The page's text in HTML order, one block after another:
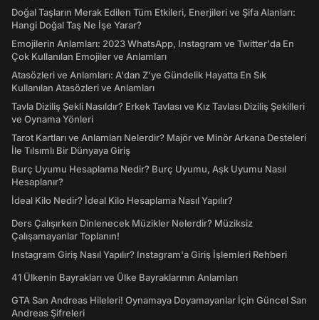
Doğal Taşların Merak Edilen Tüm Etkileri, Enerjileri ve Şifa Alanları:
Hangi Doğal Taş Ne İşe Yarar?
Emojilerin Anlamları: 2023 WhatsApp, Instagram ve Twitter'da En
Çok Kullanılan Emojiler ve Anlamları
Atasözleri ve Anlamları: A'dan Z'ye Gündelik Hayatta En Sık
Kullanılan Atasözleri ve Anlamları
Tavla Diziliş Şekli Nasıldır? Erkek Tavlası ve Kız Tavlası Diziliş Şekilleri
ve Oynama Yönleri
Tarot Kartları ve Anlamları Nelerdir? Majör ve Minör Arkana Desteleri
İle Tılsımlı Bir Dünyaya Giriş
Burç Uyumu Hesaplama Nedir? Burç Uyumu, Aşk Uyumu Nasıl
Hesaplanır?
İdeal Kilo Nedir? İdeal Kilo Hesaplama Nasıl Yapılır?
Ders Çalışırken Dinlenecek Müzikler Nelerdir? Müziksiz
Çalışamayanlar Toplanın!
Instagram Giriş Nasıl Yapılır? Instagram'a Giriş İşlemleri Rehberi
41 Ülkenin Bayrakları ve Ülke Bayraklarının Anlamları
GTA San Andreas Hileleri! Oynamaya Doyamayanlar İçin Güncel San
Andreas Şifreleri